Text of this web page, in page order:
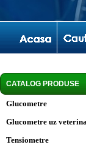
CATALOG PRODUSE
Glucometre
Glucometre uz
Tensiometre